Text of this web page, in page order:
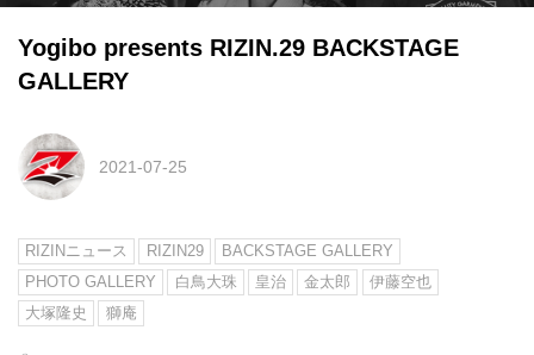
Yogibo presents RIZIN.29 BACKSTAGE
GALLERY
2021-07-25
RIZINニュース RIZIN29
BACKSTAGE GALLERY
PHOTO GALLERY
白鳥大珠 皇治 金太郎
伊藤空也
大塚隆史
獅庵